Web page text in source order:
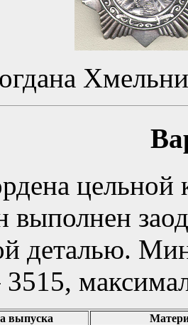
цельной
выполнен
деталью.
3515,
выпуска